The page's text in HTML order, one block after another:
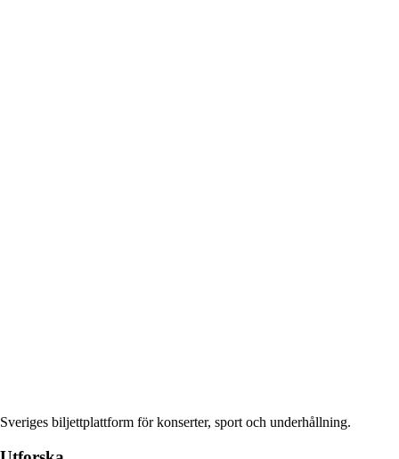
Sveriges biljettplattform för konserter, sport och underhållning.